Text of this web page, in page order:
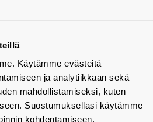
Käytämme evästeitä
ja analytiikkaan sekä
mahdollistamiseksi, kuten
Suostumuksellasi käytämme
kohdentamiseen.
mielellämme